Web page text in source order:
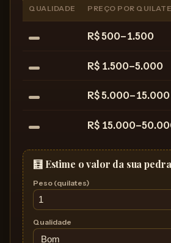
QUALIDADE PREÇO POR QUILATE
R$ 500–1.500
R$ 1.500–5.000
R$ 5.000–15.000
R$
🧮 Estime o valor da sua pedra
Peso (quilates)
Qualidade